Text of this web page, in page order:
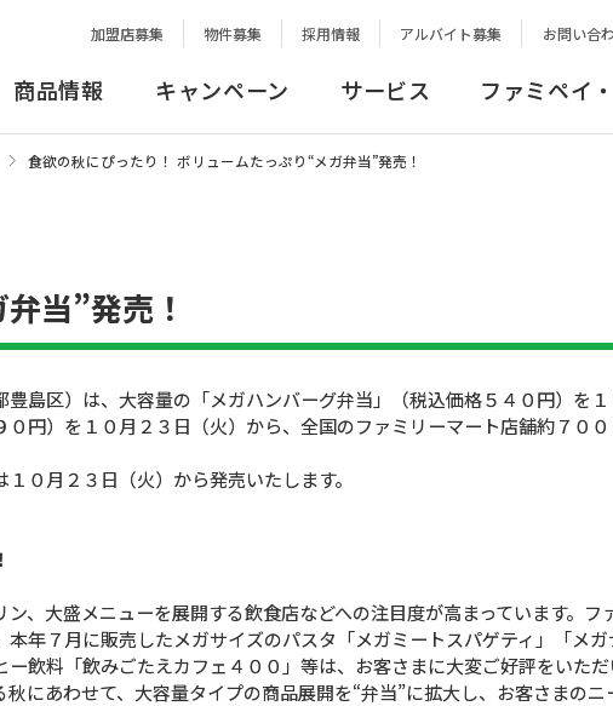
加盟店募集 物件募集 採用情報 アルバイト募集 お問い合
商品情報 キャンペーン サービス ファミペイ
食欲の秋にぴったり！ ボリュームたっぷり“メガ弁当”発売！
当”発売！
島区）は、大容量の「メガハンバーグ弁当」（税込価格５４０円）を
円）を１０月２３日（火）から、全国のファミリーマート店舗約７０
０月２３日（火）から発売いたします。
、大盛メニューを展開する飲食店などへの注目度が高まっています。フ
年７月に販売したメガサイズのパスタ「メガミートスパゲティ」「メ
飲料「飲みごたえカフェ４００」等は、お客さまに大変ご好評をいただ
にあわせて、大容量タイプの商品展開を“弁当”に拡大し、お客さまのニ